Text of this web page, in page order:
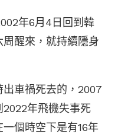
年6月4日回到韓
醒來，就持續隱身
車禍死去的，2007
年飛機失事死
個時空下是有16年